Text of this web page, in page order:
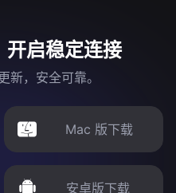
启稳定连接
新，安全可靠。
Mac 版下载
安卓版下载